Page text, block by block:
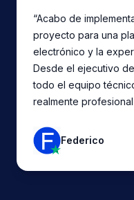
“Acabo de
proyecto para una
electrónico y la
Desde el ejecutivo
todo el equipo
realmente
Federico